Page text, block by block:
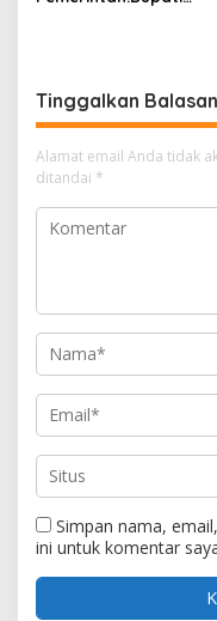
Tinggalkan Balasan
Alamat email Anda tidak
ditandai *
Simpan nama,
ini untuk komentar